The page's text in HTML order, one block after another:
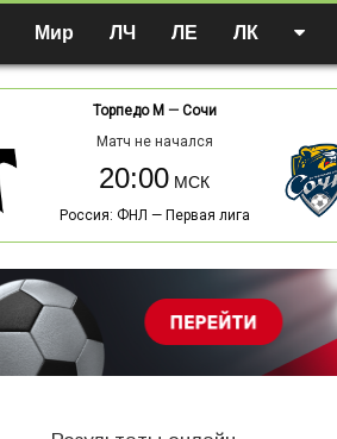
Мир ЛЧ ЛЕ ЛК
Торпедо М — Сочи
Матч не начался
20:00
Россия: ФНЛ — Первая лига